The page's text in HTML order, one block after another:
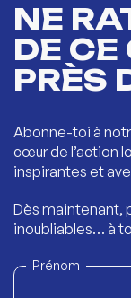
NE
DE CE
PRÈS
Abonne-toi à
cœur de l’action
inspirantes et
Dès maintenant,
inoubliables… à
Prénom